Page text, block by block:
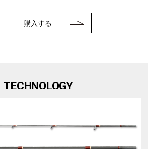
購入する
TECHNOLOGY